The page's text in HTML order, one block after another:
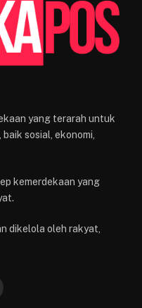
yang terarah untuk
sosial, ekonomi,
kemerdekaan yang
dikelola oleh rakyat,